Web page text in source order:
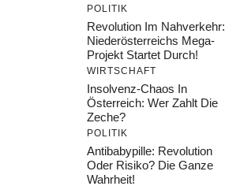
POLITIK
Revolution Im Nahverkehr:
Niederösterreichs Mega-
Projekt Startet Durch!
WIRTSCHAFT
Insolvenz-Chaos In
Österreich: Wer Zahlt Die
Zeche?
POLITIK
Antibabypille: Revolution
Oder Risiko? Die Ganze
Wahrheit!